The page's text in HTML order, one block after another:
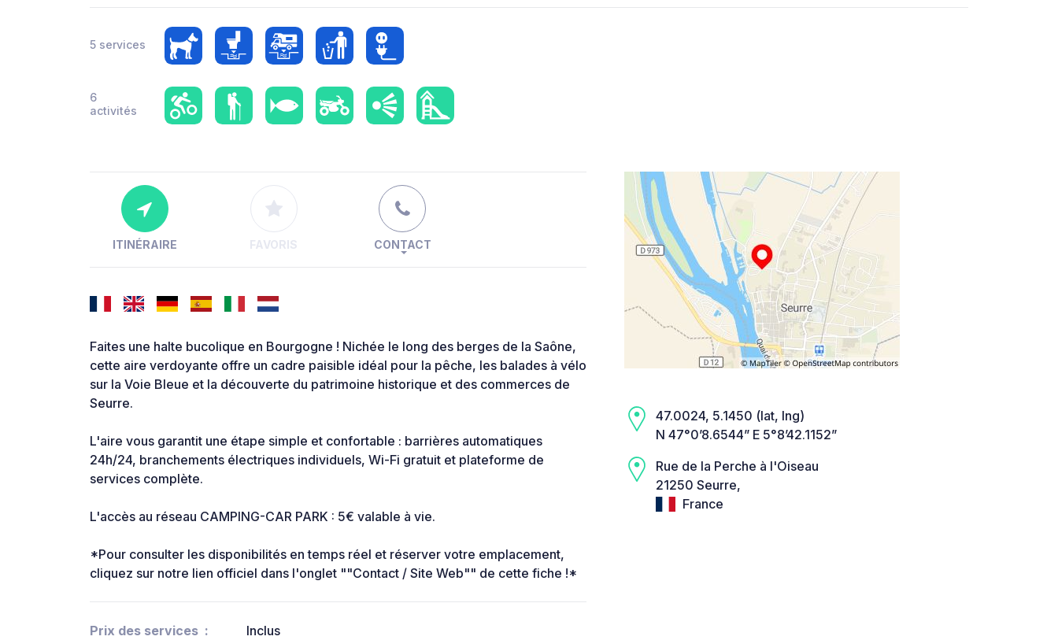
5 services
6
activités
ITINÉRAIRE FAVORIS CONTACT
Faites une halte bucolique en Bourgogne ! Nichée le long des berges de la Saône,
cette aire verdoyante offre un cadre paisible idéal pour la pêche, les balades à vélo
sur la Voie Bleue et la découverte du patrimoine historique et des commerces de
Seurre.
L'aire vous garantit une étape simple et confortable : barrières automatiques
24h/24, branchements électriques individuels, Wi-Fi gratuit et plateforme de
services complète.
L'accès au réseau CAMPING-CAR PARK : 5€ valable à vie.
*Pour consulter les disponibilités en temps réel et réserver votre emplacement,
cliquez sur notre lien officiel dans l'onglet ""Contact / Site Web"" de cette fiche !*
Prix des services
Inclus
47.0024, 5.1450 (lat, lng)
N 47°0’8.6544” E 5°8’42.1152”
Rue de la Perche à l'Oiseau
21250 Seurre,
France